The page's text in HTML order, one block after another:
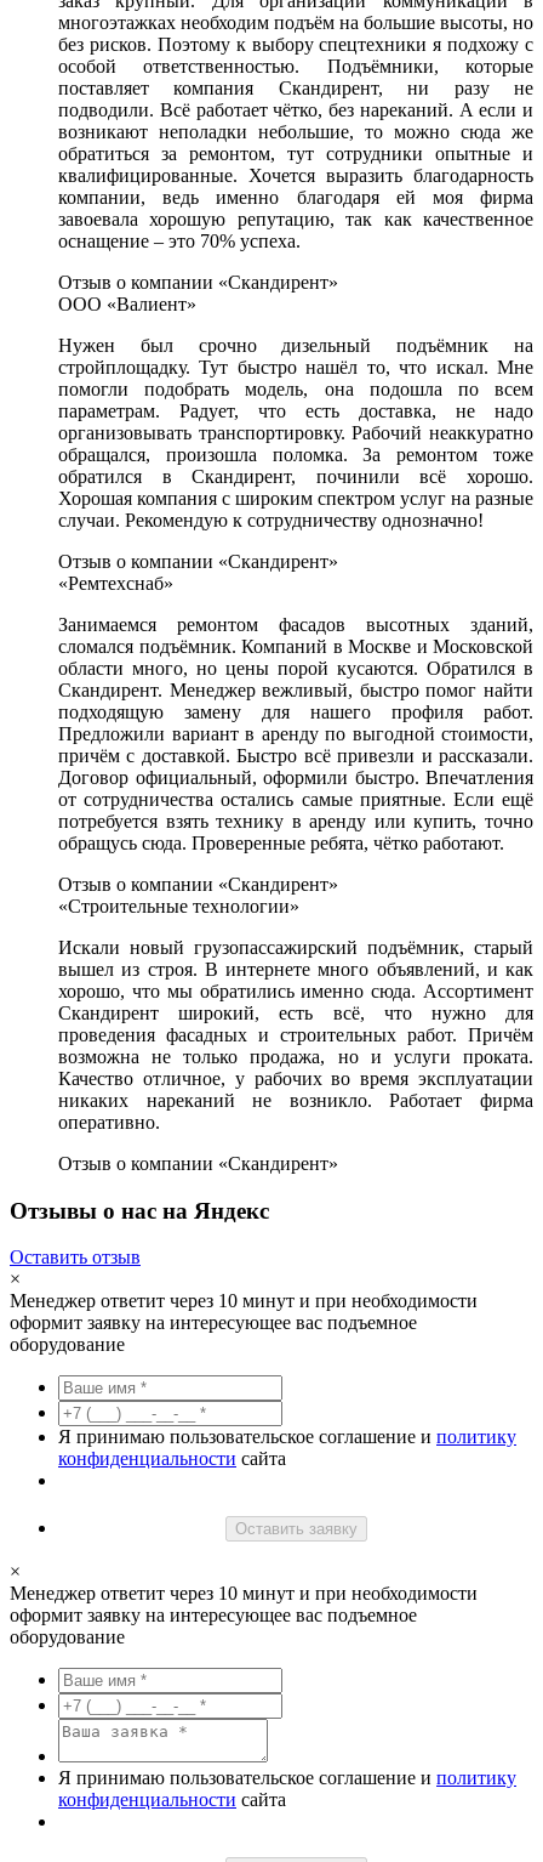
многоэтажках необходим подъём на большие высоты, но
без рисков. Поэтому к выбору спецтехники я подхожу с
особой ответственностью. Подъёмники, которые
поставляет компания Скандирент, ни разу не
подводили. Всё работает чётко, без нареканий. А если и
возникают неполадки небольшие, то можно сюда же
обратиться за ремонтом, тут сотрудники опытные и
квалифицированные. Хочется выразить благодарность
компании, ведь именно благодаря ей моя фирма
завоевала хорошую репутацию, так как качественное
оснащение – это 70% успеха.
Отзыв о компании «Скандирент»
ООО «Валиент»
Нужен был срочно дизельный подъёмник на
стройплощадку. Тут быстро нашёл то, что искал. Мне
помогли подобрать модель, она подошла по всем
параметрам. Радует, что есть доставка, не надо
организовывать транспортировку. Рабочий неаккуратно
обращался, произошла поломка. За ремонтом тоже
обратился в Скандирент, починили всё хорошо.
Хорошая компания с широким спектром услуг на разные
случаи. Рекомендую к сотрудничеству однозначно!
Отзыв о компании «Скандирент»
«Ремтехснаб»
Занимаемся ремонтом фасадов высотных зданий,
сломался подъёмник. Компаний в Москве и Московской
области много, но цены порой кусаются. Обратился в
Скандирент. Менеджер вежливый, быстро помог найти
подходящую замену для нашего профиля работ.
Предложили вариант в аренду по выгодной стоимости,
причём с доставкой. Быстро всё привезли и рассказали.
Договор официальный, оформили быстро. Впечатления
от сотрудничества остались самые приятные. Если ещё
потребуется взять технику в аренду или купить, точно
обращусь сюда. Проверенные ребята, чётко работают.
Отзыв о компании «Скандирент»
«Строительные технологии»
Искали новый грузопассажирский подъёмник, старый
вышел из строя. В интернете много объявлений, и как
хорошо, что мы обратились именно сюда. Ассортимент
Скандирент широкий, есть всё, что нужно для
проведения фасадных и строительных работ. Причём
возможна не только продажа, но и услуги проката.
Качество отличное, у рабочих во время эксплуатации
никаких нареканий не возникло. Работает фирма
оперативно.
Отзыв о компании «Скандирент»
Отзывы о нас на Яндекс
Оставить отзыв
×
Менеджер ответит через 10 минут и при необходимости
оформит заявку на интересующее вас подъемное
оборудование
Я принимаю пользовательское соглашение и политику
конфиденциальности сайта
Оставить заявку
×
Менеджер ответит через 10 минут и при необходимости
оформит заявку на интересующее вас подъемное
оборудование
Я принимаю пользовательское соглашение и политику
конфиденциальности сайта